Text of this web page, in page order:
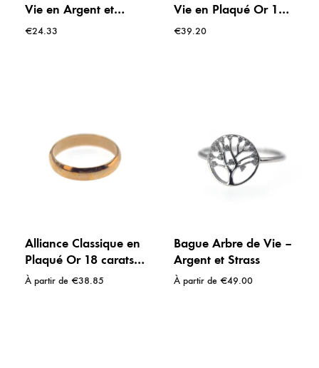
Vie en Argent et
oxydes de zirconium
€24.33
Vie en Plaqué Or 18
carats et oxydes de
€39.20
Alliance Classique en
Plaqué Or 18 carats –
Anneau sobre et
À partir de €38.85
Bague Arbre de Vie –
Argent et Strass
À partir de €49.00